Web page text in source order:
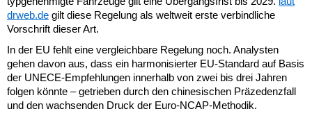
drweb.de gilt diese Regelung als weltweit erste verbindliche
Vorschrift dieser Art.
In der EU fehlt eine vergleichbare Regelung noch. Analysten
gehen davon aus, dass ein harmonisierter EU-Standard auf Basis
der UNECE-Empfehlungen innerhalb von zwei bis drei Jahren
folgen könnte – getrieben durch den chinesischen Präzedenzfall
und den wachsenden Druck der Euro-NCAP-Methodik.